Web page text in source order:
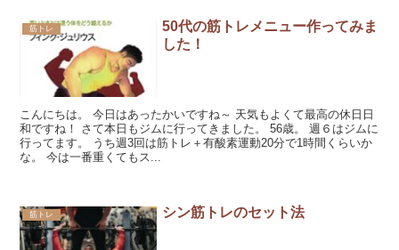
筋トレ
50代の筋トレメニュー作ってみま
した！
こんにちは。 今日はあったかいですね～ 天気もよくて最高の休日日
和ですね！ さて本日もジムに行ってきました。 56歳。 週６はジムに
行ってます。 うち週3回は筋トレ＋有酸素運動20分で1時間くらいか
な。 今は一番重くてもス...
筋トレ シン筋トレのセット法